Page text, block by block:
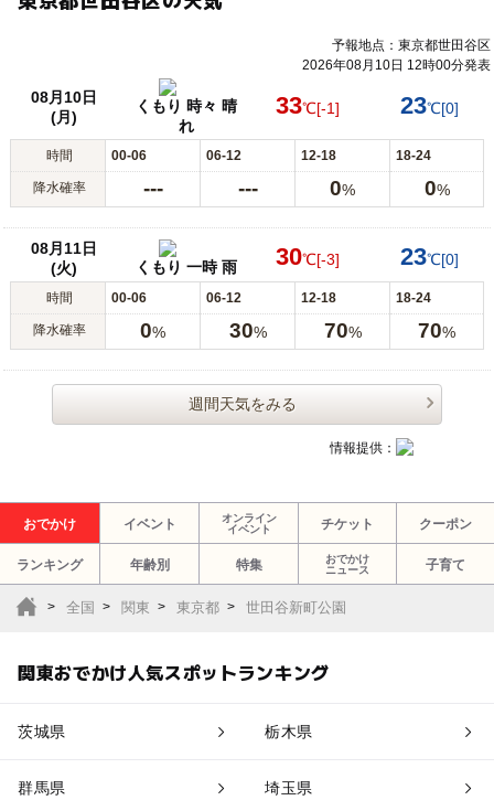
予報地点：東京都世田谷区
2026年08月10日 12時00分発表
08月10日
(月)
くもり 時々 晴
れ
33℃[-1] 23℃[0]
時間 00-06 06-12 12-18 18-24
降水確率 --- --- 0% 0%
08月11日
(火)
くもり 一時 雨 30℃[-3] 23℃[0]
時間 00-06 06-12 12-18 18-24
降水確率 0% 30% 70% 70%
週間天気をみる
情報提供：
おでかけ イベント
オンライン
イベント
チケット クーポン
ランキング 年齢別 特集
おでかけ
ニュース
子育て
全国 関東 東京都 世田谷新町公園
関東おでかけ人気スポットランキング
茨城県 栃木県
群馬県 埼玉県